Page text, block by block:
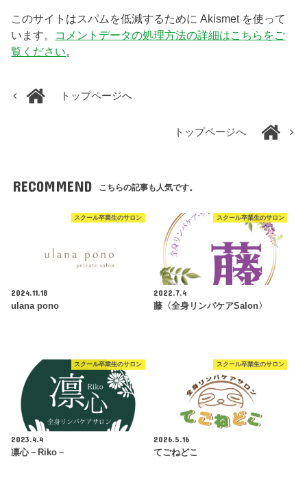
このサイトはスパムを低減するために Akismet を使って
います。 コメントデータの処理方法の詳細はこちらをご
覧ください。
トップページへ
トップページへ
RECOMMEND こちらの記事も人気です。
スクール卒業生のサロン
2024.11.18
ulana pono
スクール卒業生のサロン
2022.7.4
藤〈全身リンパケアSalon〉
スクール卒業生のサロン
2023.4.4
凛心－Riko－
スクール卒業生のサロン
2026.5.16
てごねどこ